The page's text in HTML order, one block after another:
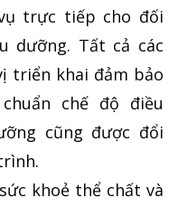
trực tiếp cho đối
dưỡng. Tất cả các
triển khai đảm bảo
chế độ điều
cũng được đổi
khoẻ thể chất và